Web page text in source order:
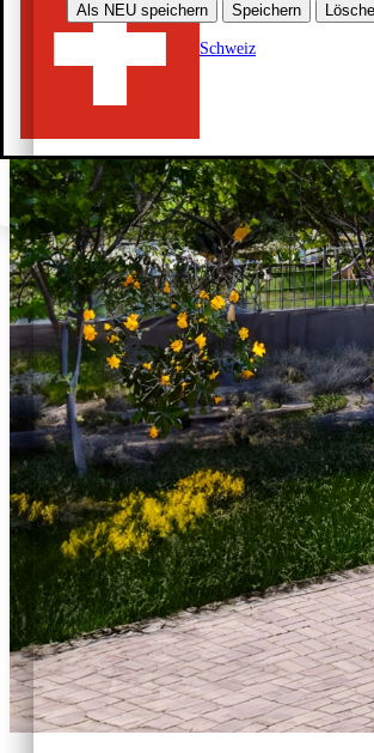
Als NEU speichern Speichern
Schweiz